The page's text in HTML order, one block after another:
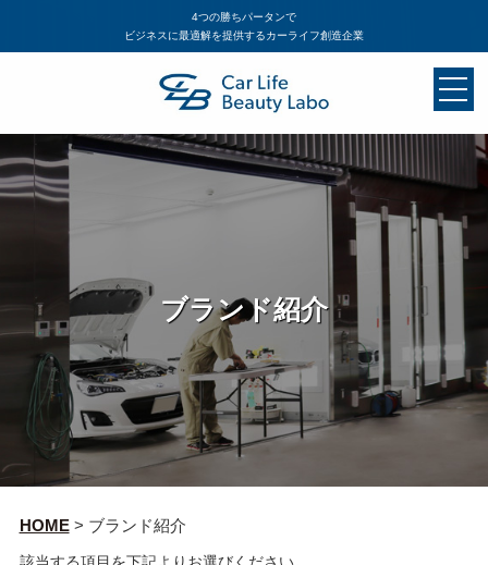
4つの勝ちパータンで
ビジネスに最適解を提供するカーライフ創造企業
ブランド紹介
HOME> ブランド紹介